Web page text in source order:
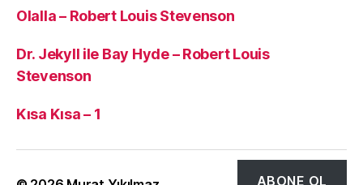
Olalla – Robert Louis Stevenson
Dr. Jekyll ile Bay Hyde – Robert Louis
Stevenson
Kısa Kısa – 1
ABONE OL